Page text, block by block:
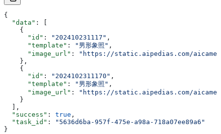
{
  "data"
: [
    {
      "id"
: "202410231117" ,
      "template"
: "男形象照" ,
      "image_url"
:
"https://static.aipedias.com/
    },
    {
      "id"
: "2024102311170" ,
      "template"
: "男形象照" ,
      "image_url"
:
"https://static.aipedias.com/
    }
  ],
  "success"
: true ,
  "task_id"
:
"5636d6ba-957f-475e-a98a-718a07ee89a6"
}